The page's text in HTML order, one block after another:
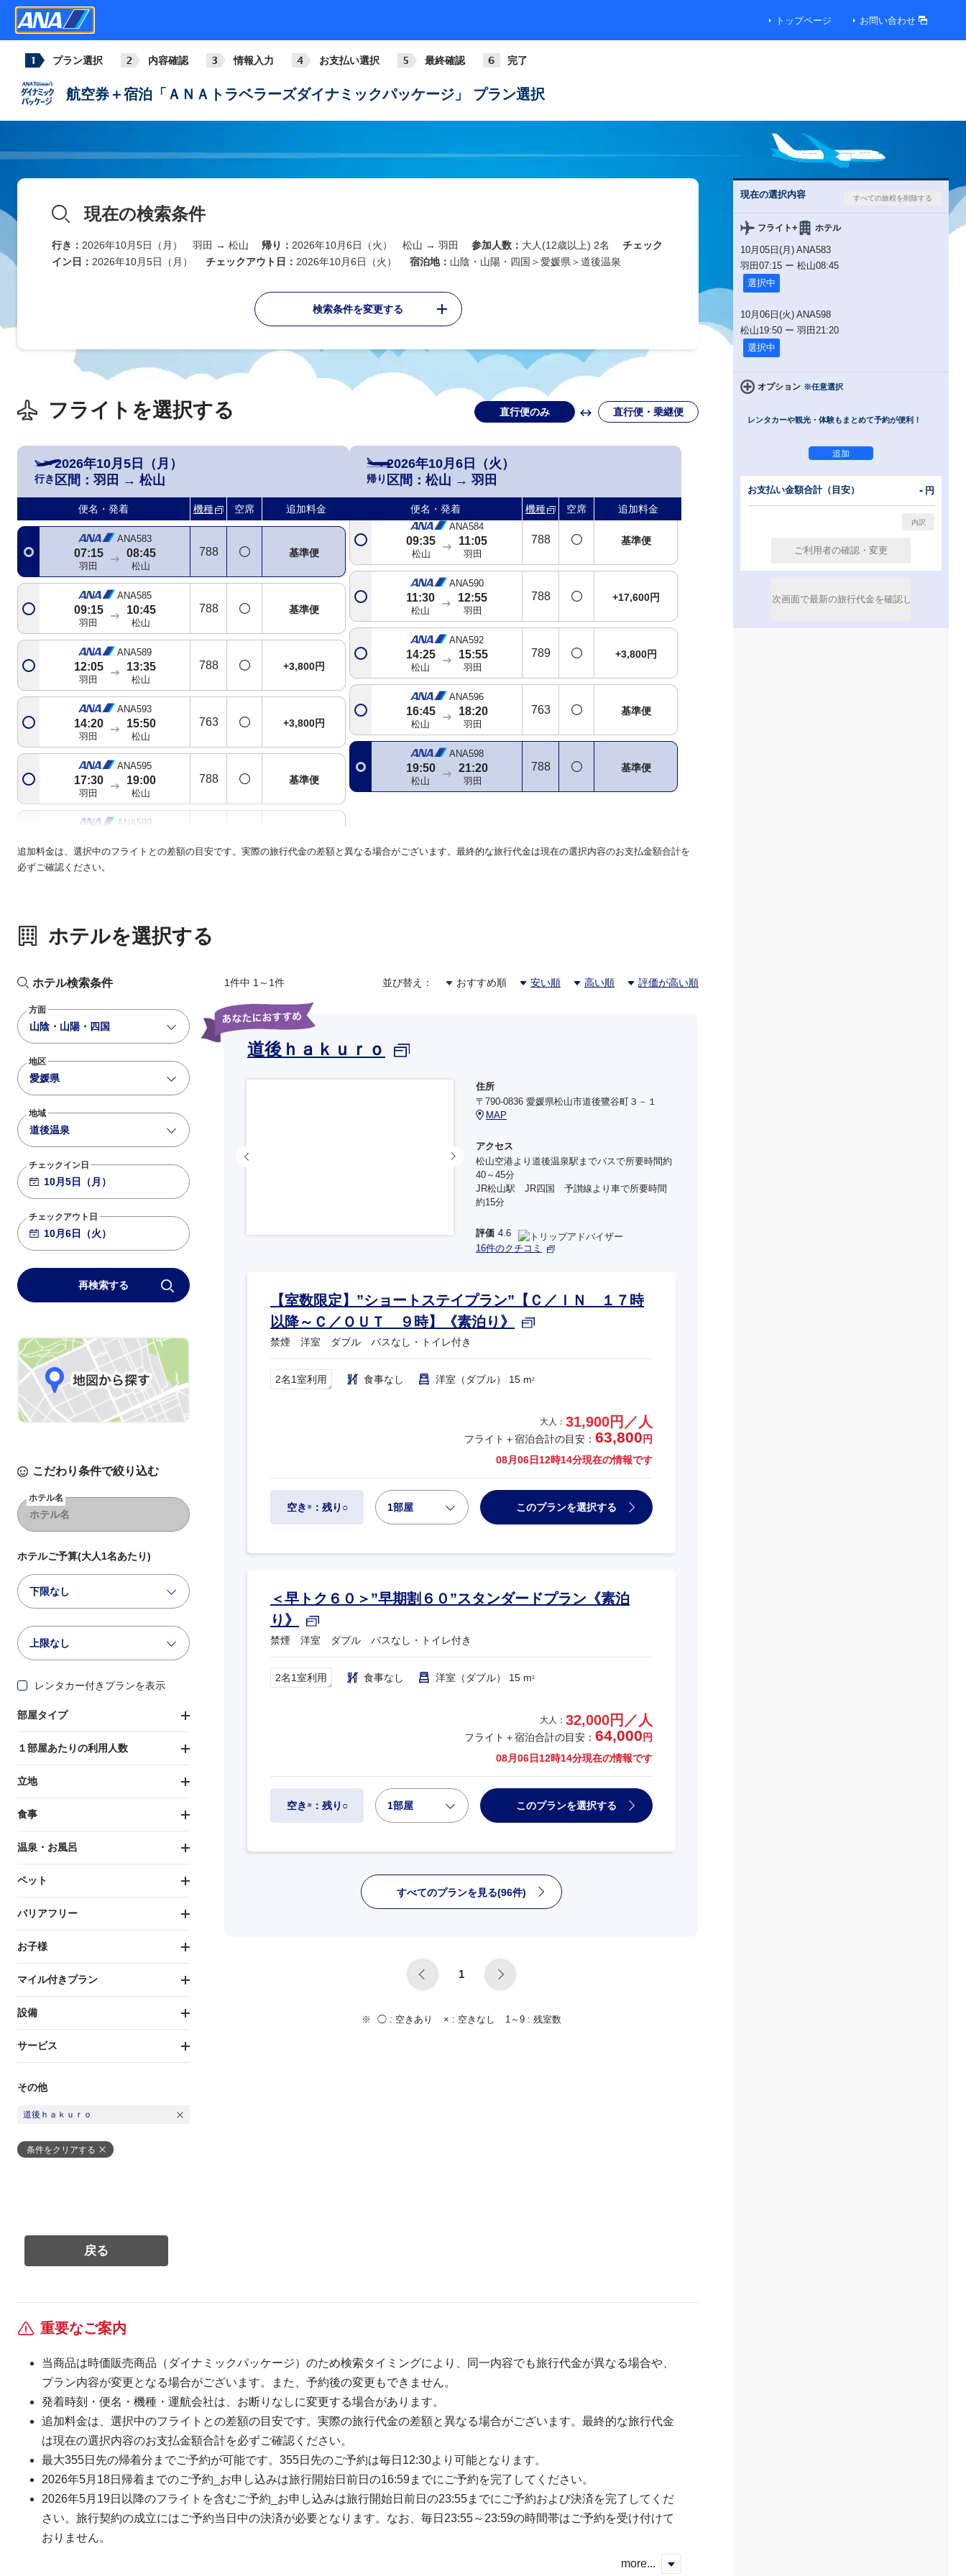
トップページ お問い合わせ
プラン選択 内容確認 情報入力 お支払い選択 最終確認 完了
航空券＋宿泊「ＡＮＡトラベラーズダイナミックパッケージ」 プラン選択
現在の検索条件
行き： 2026年10月5日（月） 羽田 → 松山 帰り： 2026年10月6日（火） 松山 → 羽田 参加人数： 大人(12歳以上) 2名
チェック
イン日： 2026年10月5日（月） チェックアウト日： 2026年10月6日（火） 宿泊地： 山陰・山陽・四国＞愛媛県＞道後温泉
検索条件を変更する
フライトを選択する 直行便のみ 直行便・乗継便
行き
2026年10月5日（月）
区間： 羽田 → 松山
便名・発着 機種 空席 追加料金
ANA583
07:15
羽田
08:45
松山
788 基準便
ANA585
09:15
羽田
10:45
松山
788 基準便
ANA589
12:05
羽田
13:35
松山
788 +3,800円
ANA593
14:20
羽田
15:50
松山
763 +3,800円
ANA595
17:30
羽田
19:00
松山
788 基準便
ANA599
羽田 松山
帰り
2026年10月6日（火）
区間： 松山 → 羽田
便名・発着 機種 空席 追加料金
ANA582
07:25
松山
08:50
羽田
ANA584
09:35
松山
11:05
羽田
788 基準便
ANA590
11:30
松山
12:55
羽田
788 +17,600円
ANA592
14:25
松山
15:55
羽田
789 +3,800円
ANA596
16:45
松山
18:20
羽田
763 基準便
ANA598
19:50
松山
21:20
羽田
788 基準便
追加料金は、選択中のフライトとの差額の目安です。実際の旅行代金の差額と異なる場合がございます。最終的な旅行代金は現在の選択内容のお支払金額合計を
必ずご確認ください。
ホテルを選択する
ホテル検索条件
方面
山陰・山陽・四国
地区
愛媛県
地域
道後温泉
チェックイン日
チェックアウト日
再検索する
こだわり条件で絞り込む
ホテル名
ホテルご予算(大人1名あたり)
下限なし
上限なし
レンタカー付きプランを表示
部屋タイプ
１部屋あたりの利用人数
立地
食事
温泉・お風呂
ペット
バリアフリー
お子様
マイル付きプラン
設備
サービス
その他
道後ｈａｋｕｒｏ
条件をクリアする
1件中 1～1件 並び替え： おすすめ順 安い順 高い順 評価が高い順
道後ｈａｋｕｒｏ
住所
〒790-0836 愛媛県松山市道後鷺谷町３－１
MAP
アクセス
松山空港より道後温泉駅までバスで所要時間約
40～45分
JR松山駅 JR四国 予讃線より車で所要時間
約15分
評価 4.6
16件のクチコミ
【室数限定】”ショートステイプラン”【Ｃ／ＩＮ １７時
以降～Ｃ／ＯＵＴ ９時】《素泊り》
禁煙 洋室 ダブル バスなし・トイレ付き
2名1室利用 食事なし 洋室（ダブル） 15 m2
大人： 31,900円／人
フライト＋宿泊合計の目安： 63,800 円
08月06日12時14分現在の情報です
空き ※：残り○ 1部屋 このプランを選択する
＜早トク６０＞”早期割６０”スタンダードプラン《素泊
り》
禁煙 洋室 ダブル バスなし・トイレ付き
2名1室利用 食事なし 洋室（ダブル） 15 m2
大人： 32,000円／人
フライト＋宿泊合計の目安： 64,000 円
08月06日12時14分現在の情報です
空き ※：残り○ 1部屋 このプランを選択する
すべてのプランを見る(96件)
1
◯ : 空きあり × : 空きなし 1～9 : 残室数
重要なご案内
当商品は時価販売商品（ダイナミックパッケージ）のため検索タイミングにより、同一内容でも旅行代金が異なる場合や、
プラン内容が変更となる場合がございます。また、予約後の変更もできません。
発着時刻・便名・機種・運航会社は、お断りなしに変更する場合があります。
追加料金は、選択中のフライトとの差額の目安です。実際の旅行代金の差額と異なる場合がございます。最終的な旅行代金
は現在の選択内容のお支払金額合計を必ずご確認ください。
最大355日先の帰着分までご予約が可能です。355日先のご予約は毎日12:30より可能となります。
2026年5月18日帰着までのご予約_お申し込みは旅行開始日前日の16:59までにご予約を完了してください。
2026年5月19日以降のフライトを含むご予約_お申し込みは旅行開始日前日の23:55までにご予約および決済を完了してくだ
さい。旅行契約の成立にはご予約当日中の決済が必要となります。なお、毎日23:55～23:59の時間帯はご予約を受け付けて
おりません。
more...
現在の選択内容
フライト+ ホテル
10月05日(月) ANA583
羽田 07:15 ー 松山08:45
選択中
10月06日(火) ANA598
松山19:50 ー 羽田 21:20
選択中
オプション ※任意選択
レンタカーや観光・体験もまとめて予約が便利！
お支払い金額合計（目安） - 円